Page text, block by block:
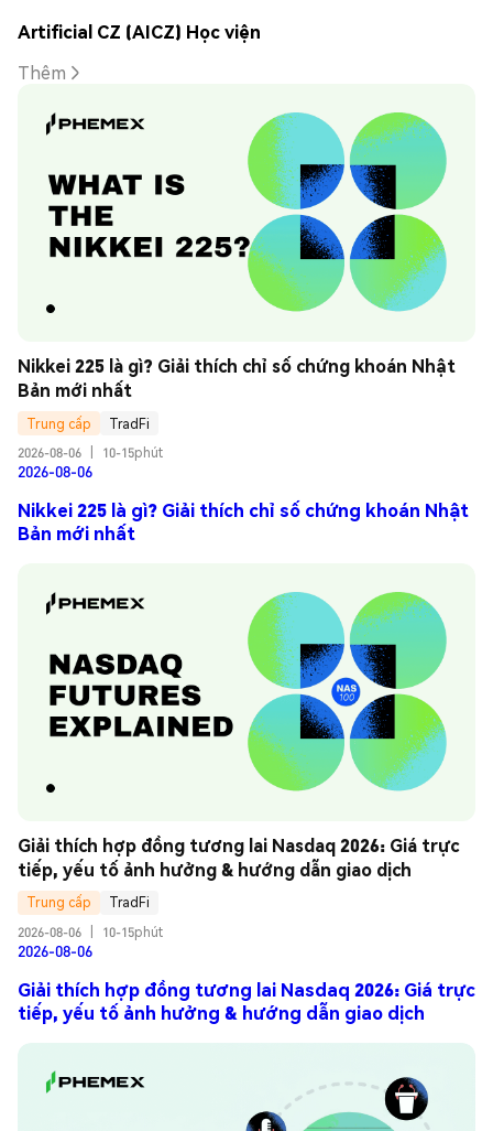
Artificial CZ (AICZ) Học viện
Thêm
Nikkei 225 là gì? Giải thích chỉ số chứng khoán Nhật
Bản mới nhất
Trung cấp
TradFi
2026-08-06
10-15phút
2026-08-06
Nikkei 225 là gì? Giải thích chỉ số chứng khoán Nhật
Bản mới nhất
Giải thích hợp đồng tương lai Nasdaq 2026: Giá trực
tiếp, yếu tố ảnh hưởng & hướng dẫn giao dịch
Trung cấp
TradFi
2026-08-06
10-15phút
2026-08-06
Giải thích hợp đồng tương lai Nasdaq 2026: Giá trực
tiếp, yếu tố ảnh hưởng & hướng dẫn giao dịch